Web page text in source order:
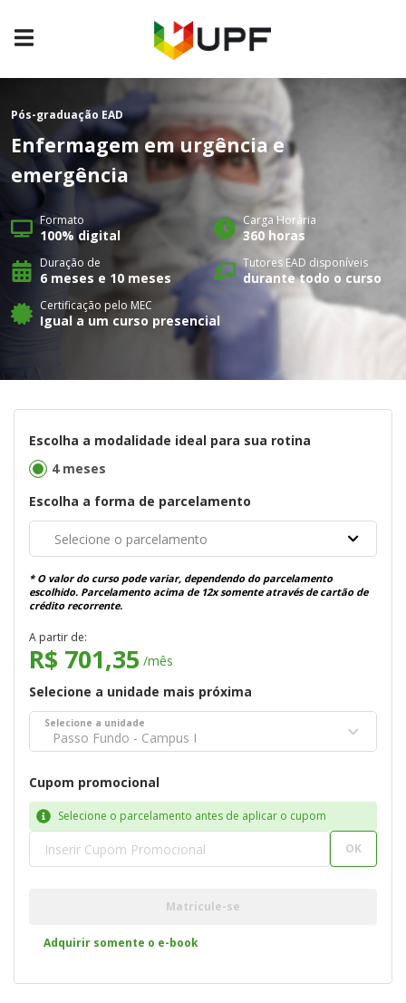
Pós-graduação EAD
Enfermagem em urgência e
emergência
Formato
100% digital
Carga Horária
360 horas
Duração de
6 meses e 10 meses
Tutores EAD disponíveis
durante todo o curso
Certificação pelo MEC
Igual a um curso presencial
Escolha a modalidade ideal para sua rotina
4 meses
Escolha a forma de parcelamento
Selecione o parcelamento
* O valor do curso pode variar, dependendo do parcelamento
escolhido. Parcelamento acima de 12x somente através de cartão de
crédito recorrente.
A partir de:
R$ 701,35 /mês
Selecione a unidade mais próxima
Selecione a unidade
Passo Fundo - Campus I
Cupom promocional
Selecione o parcelamento antes de aplicar o cupom
OK
Matricule-se
Adquirir somente o e-book